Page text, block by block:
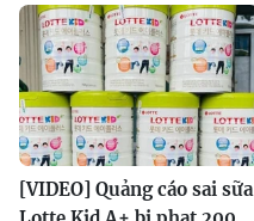
[VIDEO] Quảng cáo sai sữa